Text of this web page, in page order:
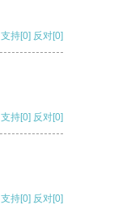
支持[0] 反对[0]
支持[0] 反对[0]
支持[0] 反对[0]